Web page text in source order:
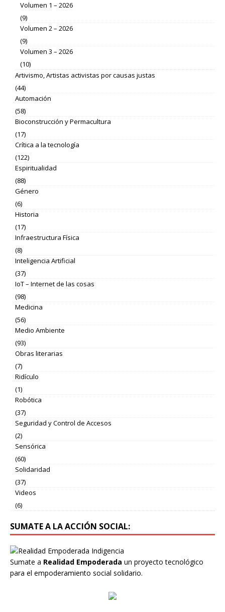
Volumen 1 – 2026
(9)
Volumen 2 – 2026
(9)
Volumen 3 – 2026
(10)
Artivismo, Artistas activistas por causas justas
(44)
Automación
(58)
Bioconstrucción y Permacultura
(17)
Crítica a la tecnología
(122)
Espiritualidad
(88)
Género
(6)
Historia
(17)
Infraestructura Física
(8)
Inteligencia Artificial
(37)
IoT – Internet de las cosas
(98)
Medicina
(56)
Medio Ambiente
(93)
Obras literarias
(7)
Ridículo
(1)
Robótica
(37)
Seguridad y Control de Accesos
(2)
Sensórica
(60)
Solidaridad
(37)
Videos
(6)
SUMATE A LA ACCIÓN SOCIAL:
Sumate a Realidad Empoderada un proyecto tecnológico
para el empoderamiento social solidario.